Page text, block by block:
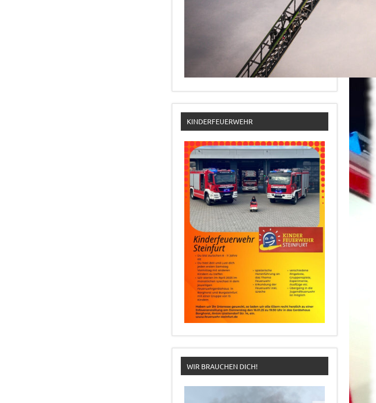
KINDERFEUERWEHR
WIR BRAUCHEN DICH!